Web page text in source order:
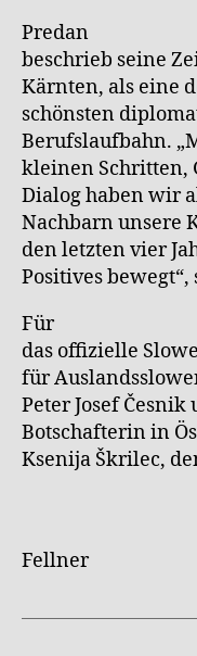
Predan
beschrieb seine
Kärnten, als eine
schönsten
Berufslaufbahn.
kleinen Schritten,
Dialog haben wir
Nachbarn unsere
den letzten vier
Positives
Für
das offizielle
für
Peter Josef
Botschafterin in
Ksenija Škrilec,
Bericht:
Fellner